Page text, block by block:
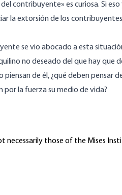
contribuyente» es curiosa. Si
la extorsión de los contribuyentes
se vio abocado a esta
no deseado del que hay que
de él, ¿qué deben pensar
por la fuerza su medio de vida?
necessarily those of the Mises